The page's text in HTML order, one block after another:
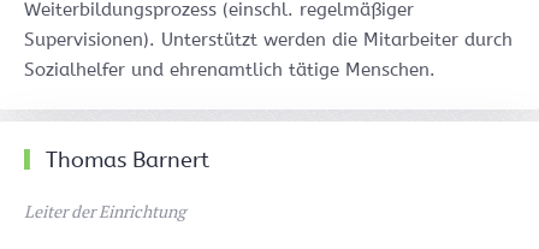
Weiterbildungsprozess (einschl. regelmäßiger
Supervisionen). Unterstützt werden die Mitarbeiter durch
Sozialhelfer und ehrenamtlich tätige Menschen.
Thomas Barnert
Leiter der Einrichtung